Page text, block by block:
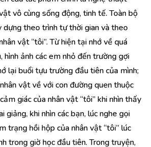
vô cùng sống động, tinh tế. Toàn bộ
dựng theo trình tự thời gian và theo
vật “tôi”. Từ hiện tại nhớ về quá
hình ảnh các em nhỏ đến trường gợi
lại buổi tựu trường đầu tiên của mình;
vật về với con đường quen thuộc
giác của nhân vật “tôi” khi nhìn thấy
giảng, khi nhìn các bạn, lúc nghe gọi
trạng hồi hộp của nhân vật “tôi” lúc
trong giờ học đầu tiên. Trong truyện,